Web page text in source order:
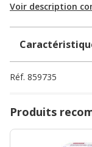
Voir description
Réf. 859735
Produits